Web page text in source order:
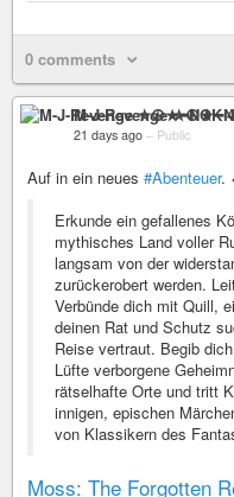
0 comments
M-J-Revenge
21 days ago – Public
Auf in ein neues #Abenteuer.
Erkunde ein gefallenes
mythisches Land voller
langsam von der
zurückerobert werden.
Verbünde dich mit Quill,
deinen Rat und Schutz
Reise vertraut. Begib
Lüfte verborgene
rätselhafte Orte und tritt
innigen, epischen
von Klassikern des
Moss: The Forgotten